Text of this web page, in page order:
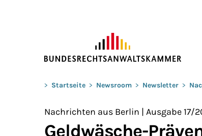
Sie befinden sich hier:
> Startseite > Newsroom > Newsletter >
Nachrichten aus Berlin | Ausgabe 17/
Geldwäsche-